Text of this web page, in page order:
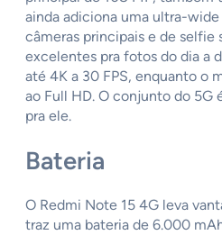
ainda adiciona uma ultra-
câmeras principais e de selfie
excelentes pra fotos do dia a
até 4K a 30 FPS, enquanto o
ao Full HD. O conjunto do 5G
pra ele.
Bateria
O Redmi Note 15 4G leva
traz uma bateria de 6.000